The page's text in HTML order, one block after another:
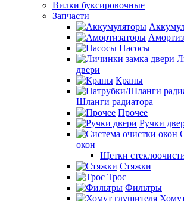
Вилки буксировочные
Запчасти
Насосы
двери
Краны
Шланги радиатора
Прочее
Ручки
окон
Щетки
Стяжки
Трос
Фильтры